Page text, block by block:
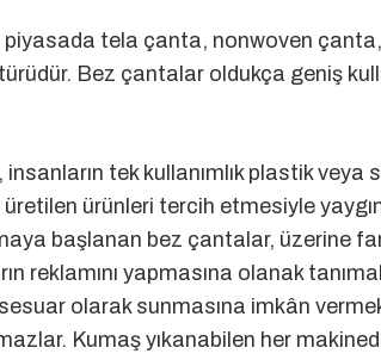
tela çanta, nonwoven
Bez çantalar oldukça geniş
tek kullanımlık plastik
ürünleri tercih etmesiyle
başlanan bez çantalar, üzerine
reklamını yapmasına olanak
olarak sunmasına imkân
Kumaş yıkanabilen her